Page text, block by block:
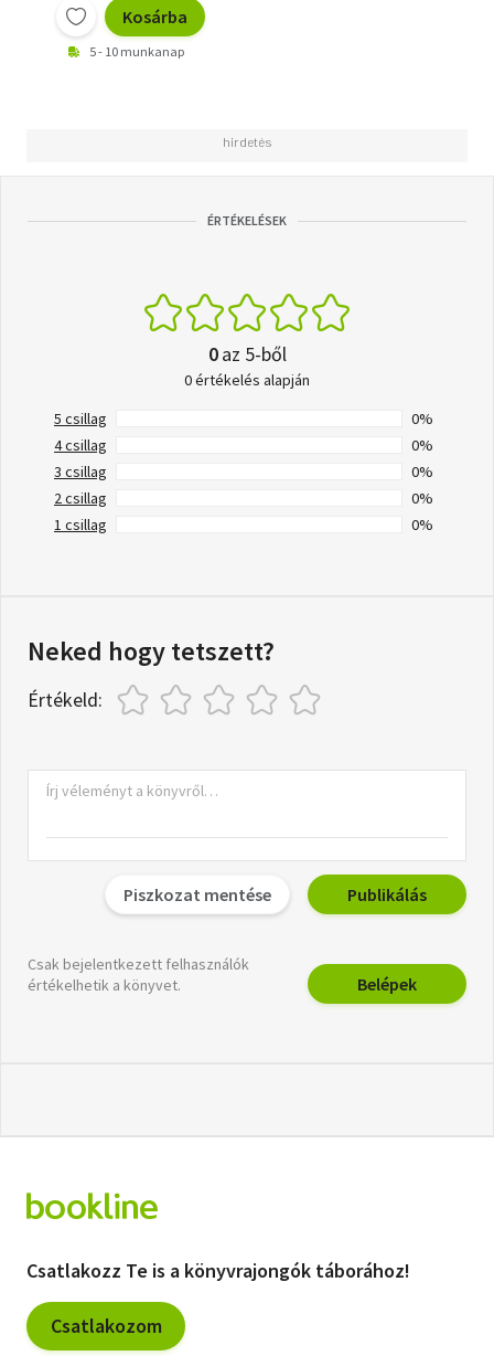
Kosárba
5 - 10 munkanap
ÉRTÉKELÉSEK
0az 5-ből
0 értékelés alapján
5 csillag
0%
4 csillag
0%
3 csillag
0%
2 csillag
0%
1 csillag
0%
Neked hogy tetszett?
Értékeld:
Piszkozat mentése Publikálás
Csak bejelentkezett felhasználók
értékelhetik a könyvet.
Belépek
Csatlakozz Te is a könyvrajongók táborához!
Csatlakozom